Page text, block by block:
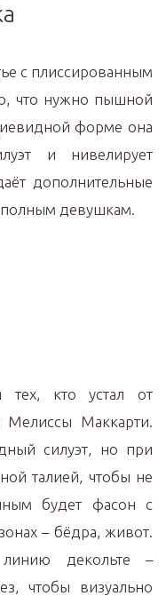
с плиссированным
что нужно пышной
форме она
и нивелирует
дополнительные
полным девушкам.
тех, кто устал от
Маккарти.
силуэт, но при
талией, чтобы не
будет фасон с
– бёдра, живот.
декольте –
чтобы визуально